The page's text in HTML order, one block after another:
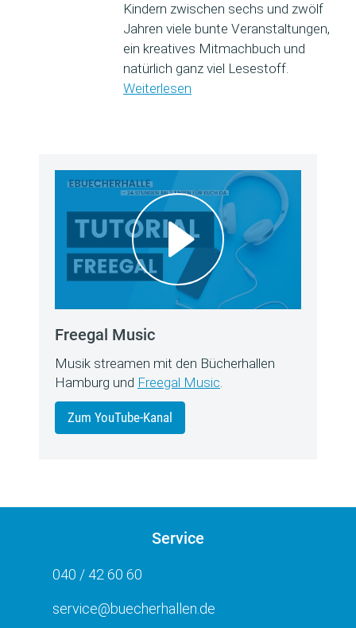
Kindern zwischen sechs und zwölf
Jahren viele bunte Veranstaltungen,
ein kreatives Mitmachbuch und
natürlich ganz viel Lesestoff.
Weiterlesen
Freegal Music
Musik streamen mit den Bücherhallen
Hamburg und Freegal Music
Zum YouTube-Kanal
Service
040 / 42 60 60
service@buecherhallen.de